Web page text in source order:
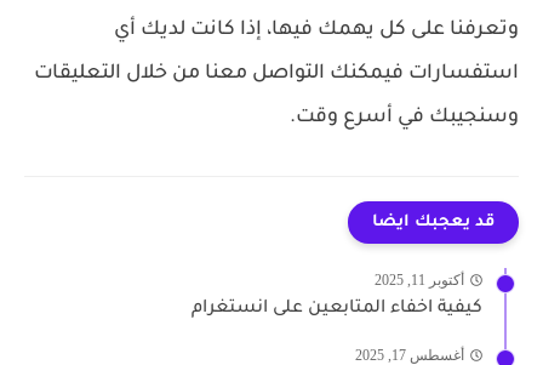
وتعرفنا على كل يهمك فيها، إذا كانت لديك أي
استفسارات فيمكنك التواصل معنا من خلال التعليقات
وسنجيبك في أسرع وقت.
قد يعجبك ايضا
أكتوبر 11, 2025
كيفية اخفاء المتابعين على انستغرام
أغسطس 17, 2025